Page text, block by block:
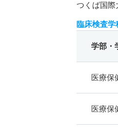
つくば国際
臨床検査
学部・
医療保
医療保